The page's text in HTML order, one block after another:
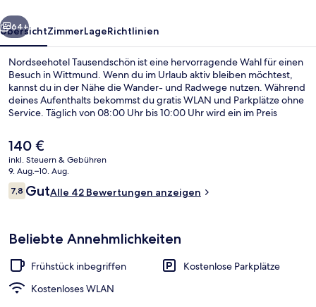
Weiter
64+
ÜbersichtZimmerLageRichtlinien
Nordseehotel Tausendschön ist eine hervorragende Wahl für einen
Besuch in Wittmund. Wenn du im Urlaub aktiv bleiben möchtest,
kannst du in der Nähe die Wander- und Radwege nutzen. Während
deines Aufenthalts bekommst du gratis WLAN und Parkplätze ohne
Service. Täglich von 08:00 Uhr bis 10:00 Uhr wird ein im Preis
Der
aktuelle
Preis
beträgt
140 €.
140 €
inkl. Steuern & Gebühren
9. Aug.–10. Aug.
Bewertungen
7,87,8 von 10.
GutAlle 42 Bewertungen anzeigen
Beliebte Annehmlichkeiten
Frühstück inbegriffen
Kostenlose Parkplätze
Kostenloses WLAN